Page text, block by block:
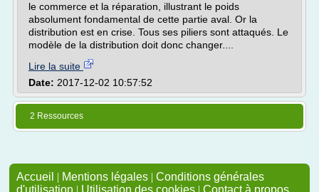
le commerce et la réparation, illustrant le poids
absolument fondamental de cette partie aval. Or la
distribution est en crise. Tous ses piliers sont attaqués. Le
modèle de la distribution doit donc changer....
Lire la suite
Date: 2017-12-02 10:57:52
2 Ressources
Accueil | Mentions légales | Conditions générales
d'utilisation | Utilisation des cookies | Contact à propos